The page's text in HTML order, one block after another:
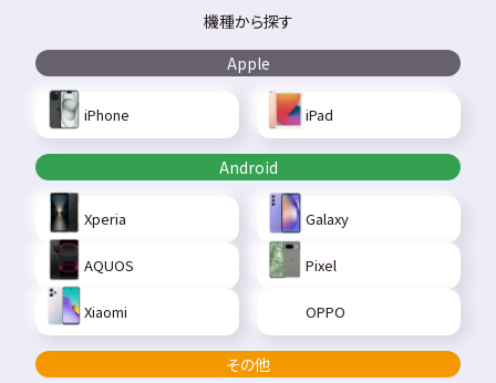
機種から探す
Apple
iPhone iPad
Android
Xperia Galaxy
AQUOS Pixel
Xiaomi OPPO
その他